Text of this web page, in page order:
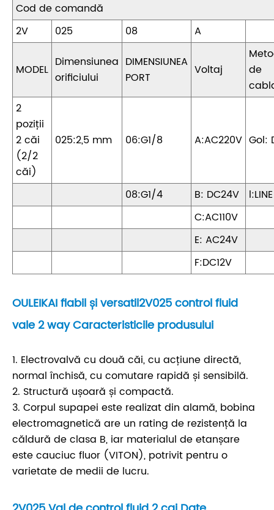
Cod de comandă
2V
025 08 A
MODEL Dimensiunea
orificiului
DIMENSIUNEA
PORT
Voltaj
de
2
poziții
2 căi
(2/2
căi)
025:2,5 mm 06:G1/8 A:AC220V Gol:
08:G1/4 B: DC24V
l:LINE
C:AC110V
E: AC24V
F:DC12V
OULEIKAI fiabil și versatil2V025 control fluid
vale 2 way Caracteristicile produsului
1. Electrovalvă cu două căi, cu acțiune directă,
normal închisă, cu comutare rapidă și sensibilă.
2. Structură ușoară și compactă.
3. Corpul supapei este realizat din alamă, bobina
electromagnetică are un rating de rezistență la
căldură de clasa B, iar materialul de etanșare
este cauciuc fluor (VITON), potrivit pentru o
varietate de medii de lucru.